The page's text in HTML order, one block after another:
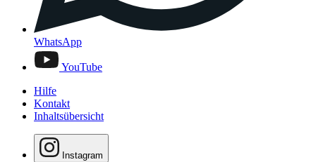
WhatsApp
YouTube
Hilfe
Kontakt
Inhaltsübersicht
Instagram